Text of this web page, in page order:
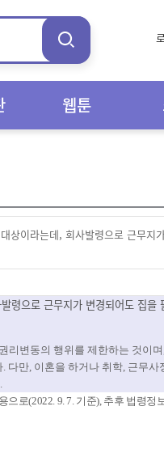
웹툰
상이라는데, 회사발령으로 근무지
령으로 근무지가 변경되어도 집을
리변동의 행위를 제한하는 것이며
. 다만, 이혼을 하거나 취학, 근무사
.
으로(2022. 9. 7. 기준), 추후 법령정